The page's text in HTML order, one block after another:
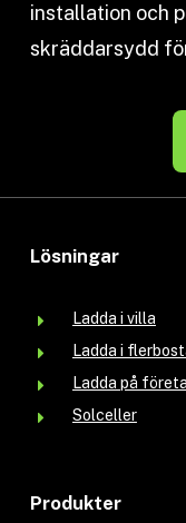
installation och
skräddarsydd
Lösningar
Ladda i villa
Ladda i
Ladda på
Solceller
Produkter